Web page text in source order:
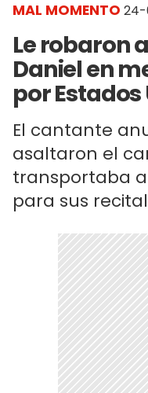
MAL MOMENTO 24-
Le robaron
Daniel en
por
El cantante
asaltaron el
transportaba
para sus